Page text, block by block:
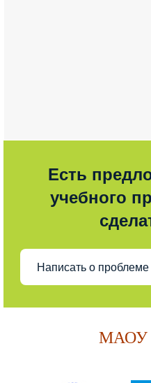
Есть
учебного
Написать о проблеме
МАОУ